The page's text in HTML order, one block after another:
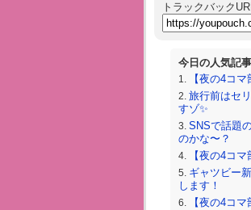
トラックバック
今日の人気記事
【夜の4コ
旅行前はセ
すゾ✨
SNSで話題
のかな〜？
【夜の4コ
ギャツビー
します！
【夜の4コ